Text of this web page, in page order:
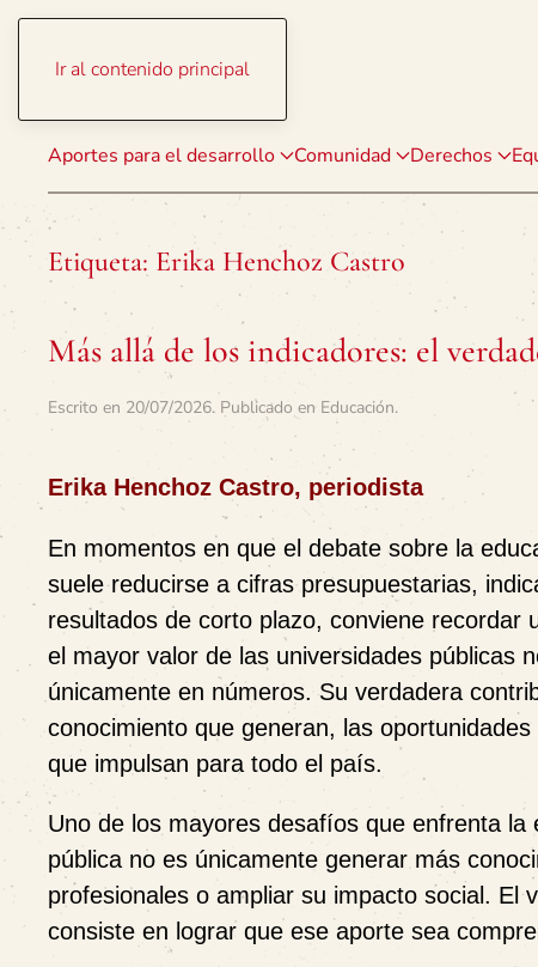
Ir al contenido principal
Aportes para el desarrollo Comunidad Derechos
Etiqueta: Erika Henchoz Castro
Más allá de los indicadores: el
Escrito en 20/07/2026. Publicado en Educación.
Erika Henchoz Castro, periodista
En momentos en que el debate sobre la
suele reducirse a cifras presupuestarias,
resultados de corto plazo, conviene recordar
el mayor valor de las universidades públicas
únicamente en números. Su verdadera
conocimiento que generan, las
que impulsan para todo el país.
Uno de los mayores desafíos que enfrenta la
pública no es únicamente generar más
profesionales o ampliar su impacto social. El
consiste en lograr que ese aporte sea